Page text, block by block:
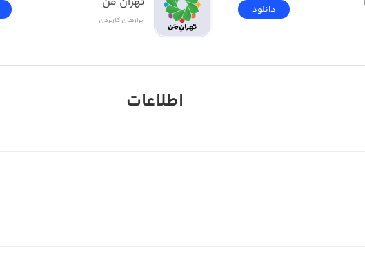
دانلود
ابزار‌های کاربردی
اطلاعات